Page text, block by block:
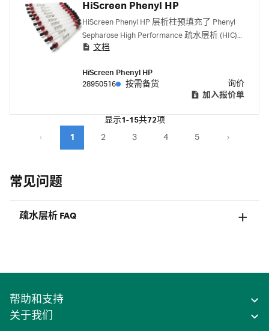
HiScreen Phenyl HP
HiScreen Phenyl HP 层析柱预填充了 Phenyl
Sepharose High Performance 疏水层析 (HIC)
填料。层析柱是用于方法优化和参数筛选的
文档
HiScreen Phenyl HP
28950516
按需备货
询价
加入报价单
显示1-15共72项
1 2 3 4 5
常见问题
疏水层析 FAQ
帮助和支持
关于我们